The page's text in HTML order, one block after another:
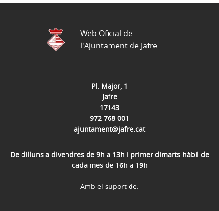
Pl. Major, 1
Jafre
17143
972 768 001
ajuntament@jafre.cat
De dilluns a divendres de 9h a 13h i primer dimarts hàbil de
cada mes de 16h a 19h
Web Oficial de
l'Ajuntament de Jafre
Amb el suport de: